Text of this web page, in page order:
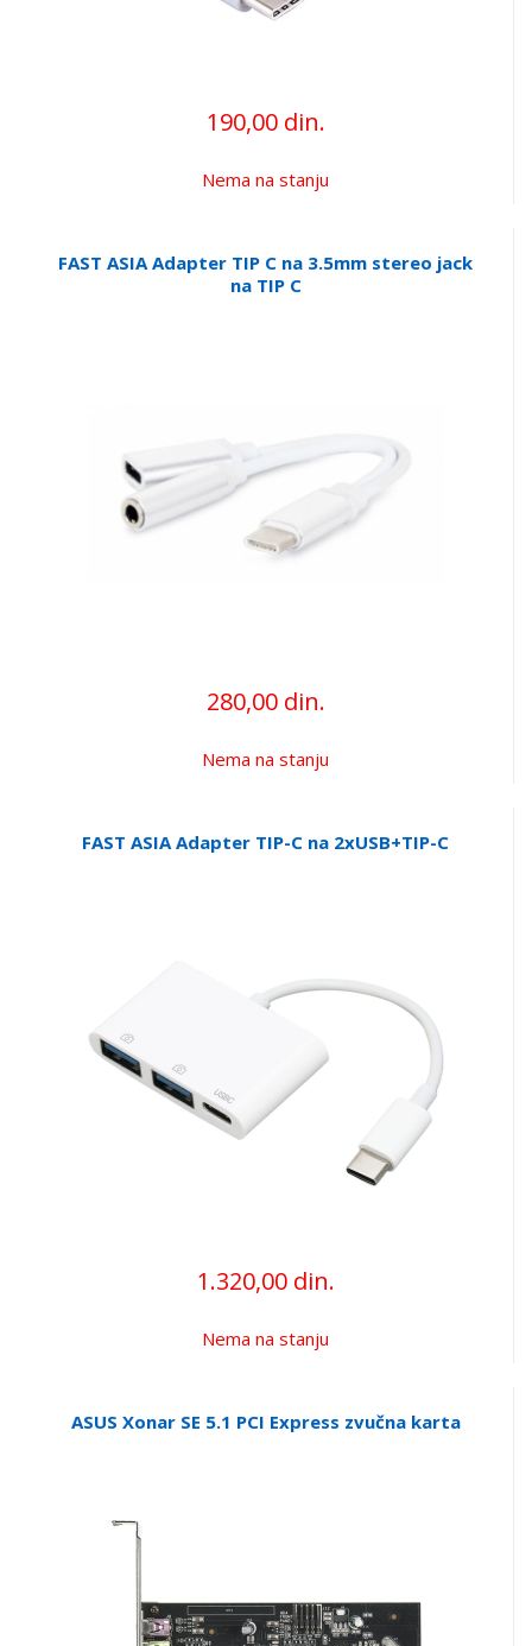
190,00 din.
Nema na stanju
FAST ASIA Adapter TIP C na 3.5mm stereo jack
na TIP C
280,00 din.
Nema na stanju
FAST ASIA Adapter TIP-C na 2xUSB+TIP-C
1.320,00 din.
Nema na stanju
ASUS Xonar SE 5.1 PCI Express zvučna karta